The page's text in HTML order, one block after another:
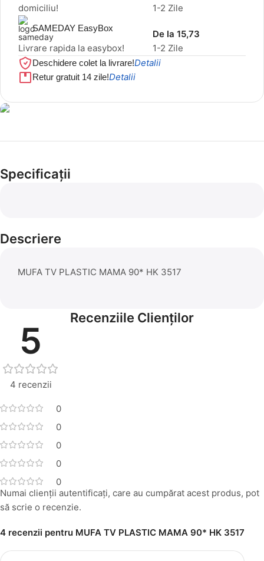
domiciliu!
1-2 Zile
SAMEDAY EasyBox
Livrare rapida la easybox! 1-2 Zile
De la 15,73
Deschidere colet la livrare!Detalii
Retur gratuit 14 zile!Detalii
Cel mai mic preț!
56,86 LEI
Specificații
Descriere
MUFA TV PLASTIC MAMA 90* HK 3517
Recenziile Clienților
5
4 recenzii
0
0
0
0
0
4 recenzii pentru MUFA TV PLASTIC MAMA 90* HK 3517
Numai clienții autentificați, care au cumpărat acest produs, pot
să scrie o recenzie.